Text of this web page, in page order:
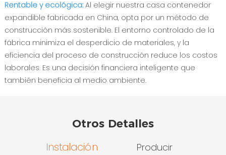
Rentable y ecológica:Al elegir nuestra casa contenedor
expandible fabricada en China, opta por un método de
construcción más sostenible. El entorno controlado de la
fábrica minimiza el desperdicio de materiales, y la
eficiencia del proceso de construcción reduce los costos
laborales. Es una decisión financiera inteligente que
también beneficia al medio ambiente.
Otros Detalles
Instalación Producir